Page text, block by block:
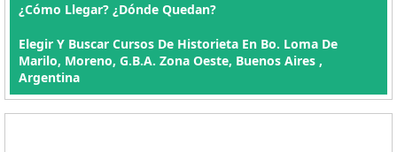
¿Cómo Llegar? ¿Dónde Quedan?
Elegir Y Buscar Cursos De Historieta En Bo. Loma De
Marilo, Moreno, G.B.A. Zona Oeste, Buenos Aires ,
Argentina